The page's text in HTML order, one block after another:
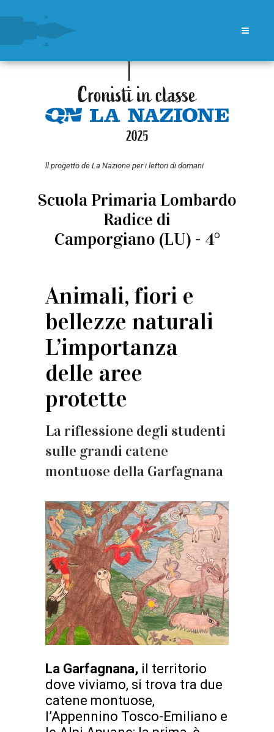
ll progetto de La Nazione per i lettori di domani
Scuola Primaria Lombardo
Radice di
Camporgiano (LU) - 4°
Animali, fiori e
bellezze naturali
L’importanza
delle aree
protette
La riflessione degli studenti
sulle grandi catene
montuose della Garfagnana
La Garfagnana, il territorio
dove viviamo, si trova tra due
catene montuose,
l’Appennino Tosco-Emiliano e